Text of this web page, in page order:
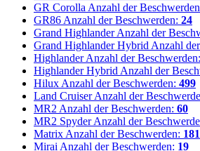
GR Corolla Anzahl der
GR86 Anzahl der Beschwerden: 24
Grand Highlander Anzahl der
Grand Highlander Hybrid Anzahl
Highlander Anzahl der Beschwerden:
Highlander Hybrid Anzahl der
Hilux Anzahl der Beschwerden: 499
Land Cruiser Anzahl der
MR2 Anzahl der Beschwerden: 60
MR2 Spyder Anzahl der
Matrix Anzahl der Beschwerden:
Mirai Anzahl der Beschwerden: 19